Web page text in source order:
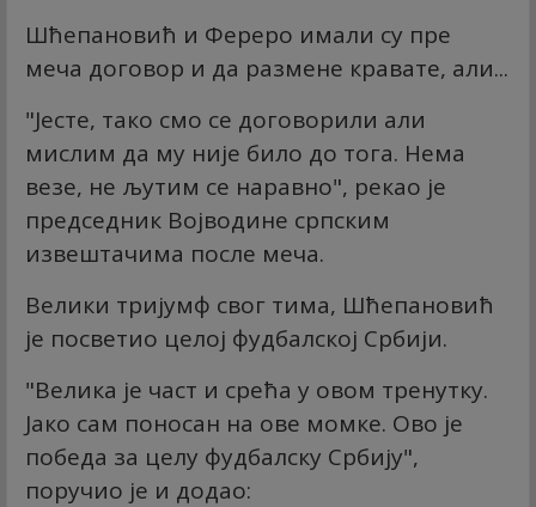
Шћепановић и Фереро имали су пре
меча договор и да размене кравате, али...
"Јесте, тако смо се договорили али
мислим да му није било до тога. Нема
везе, не љутим се наравно", рекао је
председник Војводине српским
извештачима после меча.
Велики тријумф свог тима, Шћепановић
је посветио целој фудбалској Србији.
"Велика је част и срећа у овом тренутку.
Јако сам поносан на ове момке. Ово је
победа за целу фудбалску Србију",
поручио је и додао: